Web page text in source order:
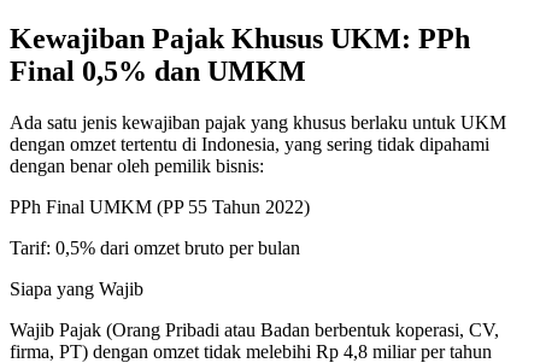
Kewajiban Pajak Khusus UKM: PPh
Final 0,5% dan UMKM
Ada satu jenis kewajiban pajak yang khusus berlaku untuk UKM
dengan omzet tertentu di Indonesia, yang sering tidak dipahami
dengan benar oleh pemilik bisnis:
PPh Final UMKM (PP 55 Tahun 2022)
Tarif: 0,5% dari omzet bruto per bulan
Siapa yang Wajib
Wajib Pajak (Orang Pribadi atau Badan berbentuk koperasi, CV,
firma, PT) dengan omzet tidak melebihi Rp 4,8 miliar per tahun